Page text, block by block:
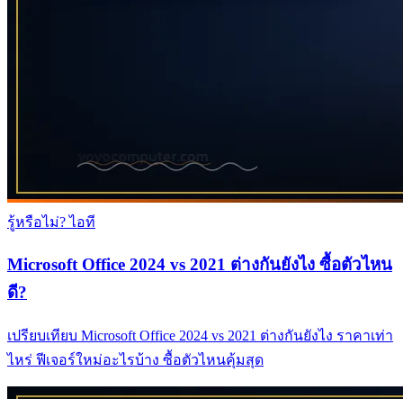
รู้หรือไม่? ไอที
Microsoft Office 2024 vs 2021 ต่างกันยังไง ซื้อตัวไหน
ดี?
เปรียบเทียบ Microsoft Office 2024 vs 2021 ต่างกันยังไง ราคาเท่า
ไหร่ ฟีเจอร์ใหม่อะไรบ้าง ซื้อตัวไหนคุ้มสุด